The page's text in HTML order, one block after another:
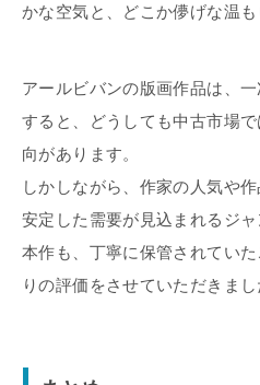
かな空気と、どこか儚げな温も
アールビバンの版画作品は、
すると、どうしても中古市場
向があります。
しかしながら、作家の人気や
安定した需要が見込まれるジャ
本作も、丁寧に保管されてい
りの評価をさせていただきまし